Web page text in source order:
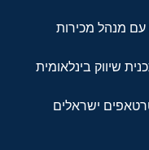
עם מנהל מכירות
ישראלים